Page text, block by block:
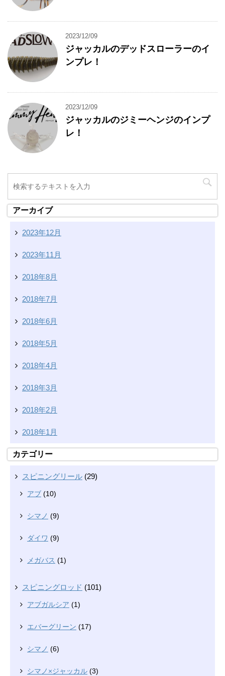
2023/12/09
ジャッカルのデッドスローラーのイ
ンプレ！
2023/12/09
ジャッカルのジミーヘンジのインプ
レ！
アーカイブ
2023年12月
2023年11月
2018年8月
2018年7月
2018年6月
2018年5月
2018年4月
2018年3月
2018年2月
2018年1月
カテゴリー
スピニングリール (29)
アブ (10)
シマノ (9)
ダイワ (9)
メガバス (1)
スピニングロッド (101)
アブガルシア (1)
エバーグリーン (17)
シマノ (6)
シマノ×ジャッカル (3)